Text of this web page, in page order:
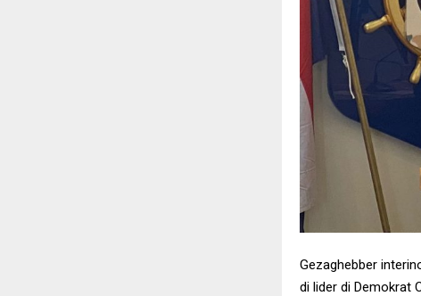
Gezaghebber
di lider di Demokrat